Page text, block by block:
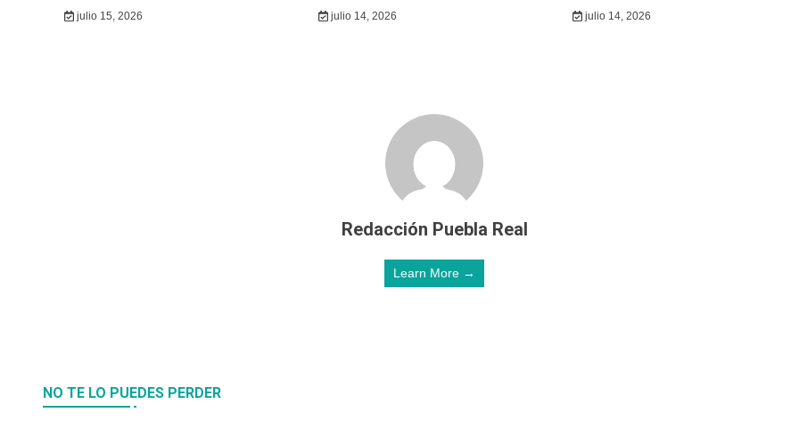
julio 15, 2026 julio 14, 2026 julio 14, 2026
Redacción Puebla Real
Learn More →
NO TE LO PUEDES PERDER